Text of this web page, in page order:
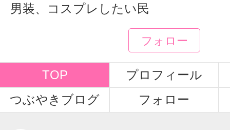
男装、コスプレしたい民
フォロー
TOP
プロフィール
つぶやきブログ
フォロー